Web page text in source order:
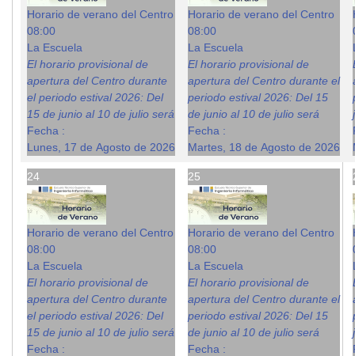
Horario de verano del Centro
08:00
La Escuela
El horario provisional de
apertura del Centro durante
el periodo estival 2026: Del
15 de junio al 10 de julio será
Fecha :
Lunes, 17 de Agosto de 2026
Horario de verano del Centro
08:00
La Escuela
El horario provisional de
apertura del Centro durante el
periodo estival 2026: Del 15
de junio al 10 de julio será
Fecha :
Martes, 18 de Agosto de 2026
24
Horario de verano del Centro
08:00
La Escuela
El horario provisional de
apertura del Centro durante
el periodo estival 2026: Del
15 de junio al 10 de julio será
Fecha :
25
Horario de verano del Centro
08:00
La Escuela
El horario provisional de
apertura del Centro durante el
periodo estival 2026: Del 15
de junio al 10 de julio será
Fecha :